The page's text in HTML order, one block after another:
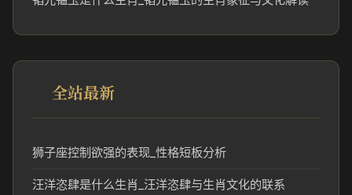
全站最新
狮子座控制欲强的表现_性格短板分析
汪洋恣肆是什么生肖_汪洋恣肆与生肖文化的联系